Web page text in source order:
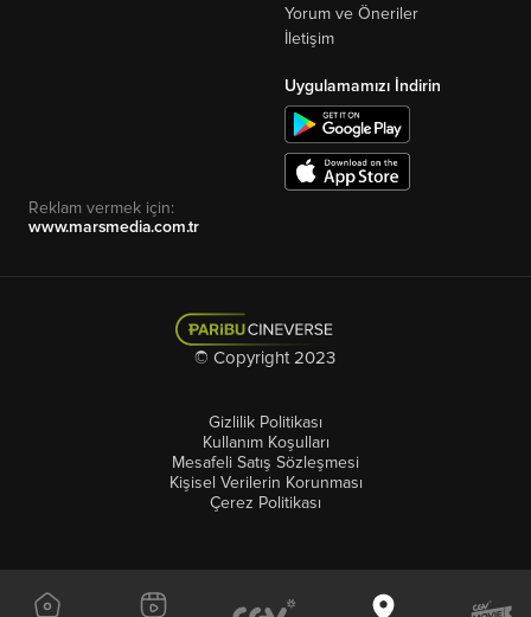
Yorum ve Öneriler
İletişim
Uygulamamızı İndirin
Reklam vermek için:
www.marsmedia.com.tr
© Copyright 2023
Gizlilik Politikası
Kullanım Koşulları
Mesafeli Satış Sözleşmesi
Kişisel Verilerin Korunması
Çerez Politikası